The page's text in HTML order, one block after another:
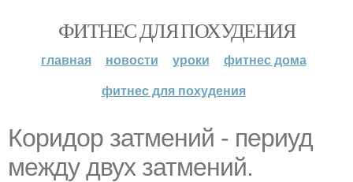
ФИТНЕС ДЛЯ ПОХУДЕНИЯ
главная новости уроки
фитнес дома
фитнес для похудения
Коридор затмений - периуд
между двух затмений.